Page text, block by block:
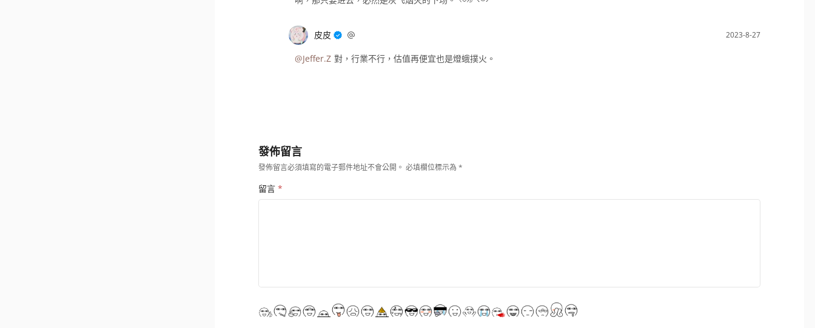
皮皮 2023-8-27
@Jeffer.Z 對，行業不行，估值再便宜也是燈蛾撲火。
發佈留言
發佈留言必須填寫的電子郵件地址不會公開。 必填欄位標示為*
留言 *